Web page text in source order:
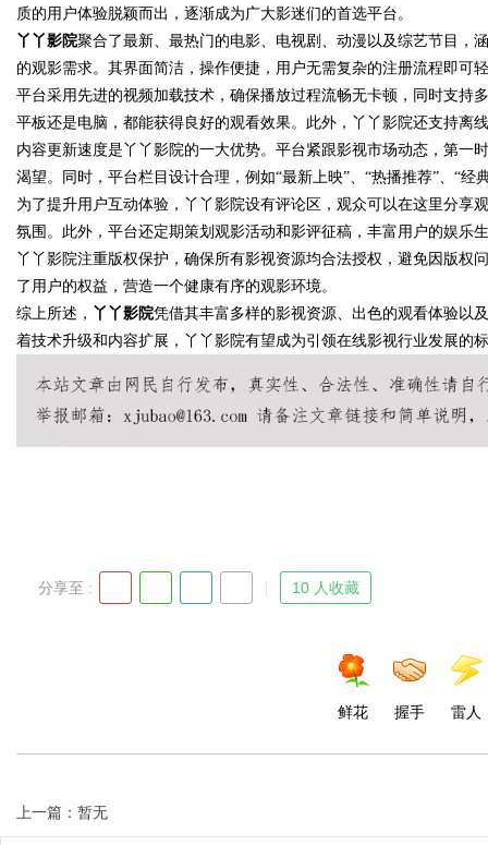
uz
!
质的用户体验脱颖而出，逐渐成为广大影迷们的首选平台。
丫丫影院聚合了最新、最热门的电影、电视剧、动漫以及综艺节目，
的观影需求。其界面简洁，操作便捷，用户无需复杂的注册流程即可
平台采用先进的视频加载技术，确保播放过程流畅无卡顿，同时支持
平板还是电脑，都能获得良好的观看效果。此外，丫丫影院还支持离
内容更新速度是丫丫影院的一大优势。平台紧跟影视市场动态，第一
渴望。同时，平台栏目设计合理，例如“最新上映”、“热播推荐”、“
为了提升用户互动体验，丫丫影院设有评论区，观众可以在这里分享
氛围。此外，平台还定期策划观影活动和影评征稿，丰富用户的娱乐
丫丫影院注重版权保护，确保所有影视资源均合法授权，避免因版权
了用户的权益，营造一个健康有序的观影环境。
综上所述， 丫丫影院凭借其丰富多样的影视资源、出色的观看体验以
着技术升级和内容扩展，丫丫影院有望成为引领在线影视行业发展的
分享至 : 10 人收藏
鲜花 握手 雷人
上一篇：暂无